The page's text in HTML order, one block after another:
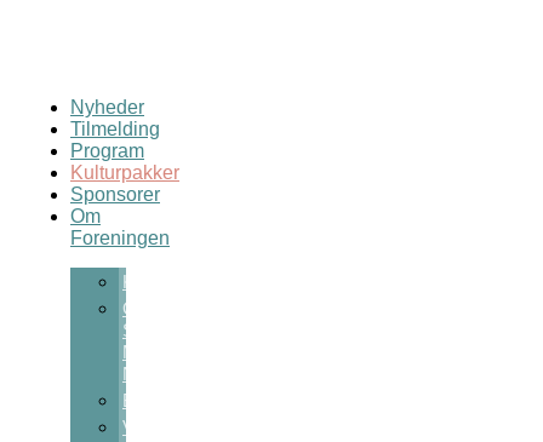
Nyheder
Tilmelding
Program
Kulturpakker
Sponsorer
Om
Foreningen
Kontakt
Om
Sct
Michaels
Nat
Bestyrelsen
Vedtægter